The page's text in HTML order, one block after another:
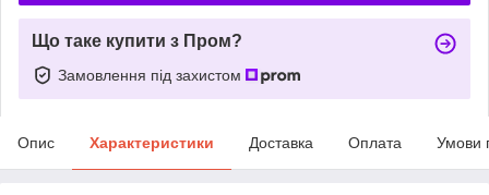
Що таке купити з Пром?
Замовлення під захистом
Опис Характеристики Доставка Оплата Умови